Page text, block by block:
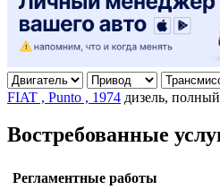
FIAT , Punto , 1974 дизель,
Востребованные
Регламентные работы